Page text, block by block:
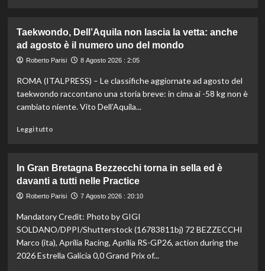
Impresa
di
Kelly
a
16
anni
Mondiali
U20
Taekwondo, Dell’Aquila non lascia la vetta: anche
ad agosto è il numero uno del mondo
Roberto Parisi 8 Agosto 2026 : 2:05
ROMA (ITALPRESS) – Le classifiche aggiornate ad agosto del
taekwondo raccontano una storia breve: in cima ai -58 kg non è
cambiato niente. Vito Dell’Aquila...
Leggi tuttoLeggi
Taekwondo,
Dell’Aquila
non
la
vetta:
anche
ad
In Gran Bretagna Bezzecchi torna in sella ed è
davanti a tutti nelle Practice
Roberto Parisi 7 Agosto 2026 : 20:10
Mandatory Credit: Photo by GIGI
SOLDANO/DPPI/Shutterstock (16783811bj) 72 BEZZECCHI
Marco (ita), Aprilia Racing, Aprilia RS-GP26, action during the
2026 Estrella Galicia 0,0 Grand Prix of...